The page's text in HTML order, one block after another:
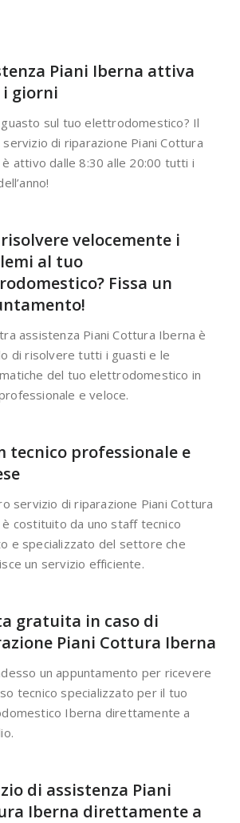
Piani Iberna attiva
giorni
guasto sul tuo elettrodomestico? Il
di riparazione Piani Cottura
attivo dalle 8:30 alle 20:00 tutti i
velocemente i
al tuo
Fissa un
assistenza Piani Cottura Iberna è
di risolvere tutti i guasti e le
del tuo elettrodomestico in
e veloce.
tecnico professionale e
servizio di riparazione Piani Cottura
è costituito da uno staff tecnico
e specializzato del settore che
un servizio efficiente.
gratuita in caso di
Piani Cottura Iberna
un appuntamento per ricevere
tecnico specializzato per il tuo
Iberna direttamente a
di assistenza Piani
Iberna direttamente a